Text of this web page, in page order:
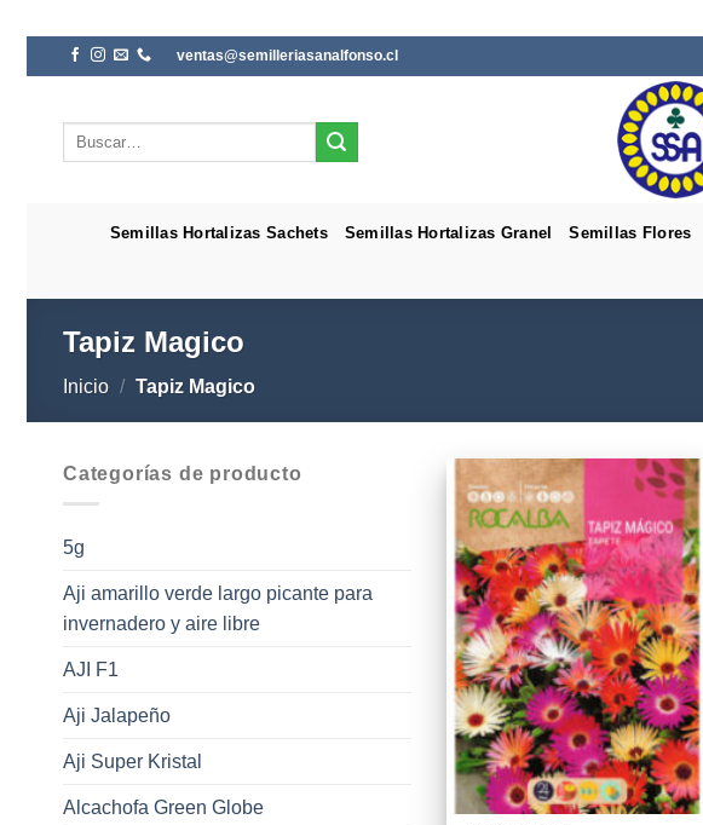
Saltar
al
ventas@semilleriasanalfonso.cl
Buscar
Semillas Hortalizas Sachets Semillas Hortalizas Granel Semillas Flores
Tapiz Magico
Inicio / Tapiz Magico
Categorías de producto
5g
Aji amarillo verde largo picante para
invernadero y aire libre
AJI F1
Aji Jalapeño
Aji Super Kristal
Alcachofa Green Globe
+